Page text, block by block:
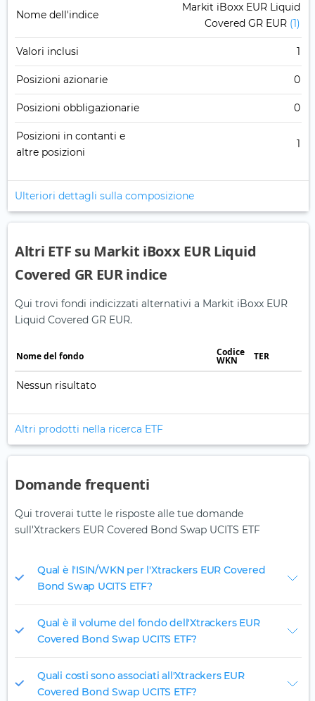
Nome dell'indice
Markit iBoxx EUR Liquid
Covered GR EUR (1)
Valori inclusi 1
Posizioni azionarie 0
Posizioni obbligazionarie 0
Posizioni in contanti e
altre posizioni
1
Ulteriori dettagli sulla composizione
Altri ETF su Markit iBoxx EUR Liquid
Covered GR EUR indice
Qui trovi fondi indicizzati alternativi a Markit iBoxx EUR
Liquid Covered GR EUR.
Nome del fondo Codice
WKN TER
Nessun risultato
Altri prodotti nella ricerca ETF
Domande frequenti
Qui troverai tutte le risposte alle tue domande
sull'Xtrackers EUR Covered Bond Swap UCITS ETF
Qual è l'ISIN/WKN per l'Xtrackers EUR Covered
Bond Swap UCITS ETF?
Qual è il volume del fondo dell'Xtrackers EUR
Covered Bond Swap UCITS ETF?
Quali costi sono associati all'Xtrackers EUR
Covered Bond Swap UCITS ETF?